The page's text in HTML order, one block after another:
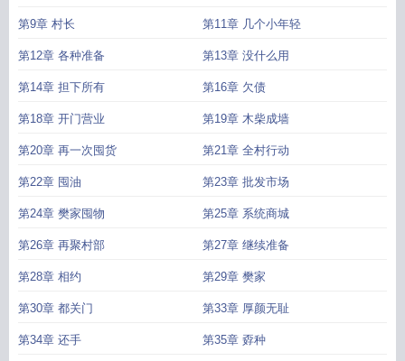
第9章 村长 第11章 几个小年轻
第12章 各种准备 第13章 没什么用
第14章 担下所有 第16章 欠债
第18章 开门营业 第19章 木柴成墙
第20章 再一次囤货 第21章 全村行动
第22章 囤油 第23章 批发市场
第24章 樊家囤物 第25章 系统商城
第26章 再聚村部 第27章 继续准备
第28章 相约 第29章 樊家
第30章 都关门 第33章 厚颜无耻
第34章 还手 第35章 孬种